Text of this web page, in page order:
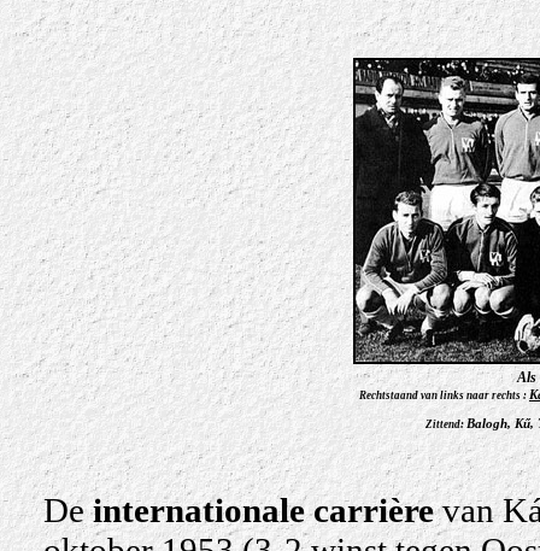
Als
Rechtstaand van links naar rechts :
Zittend: Balogh, Kű,
Deinternationale carrièrevan